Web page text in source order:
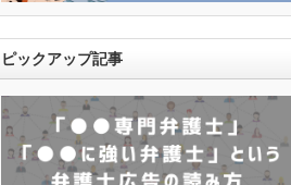
ピックアップ記事